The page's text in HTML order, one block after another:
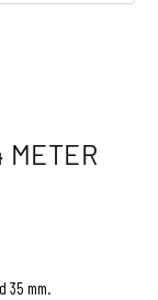
METER
35 mm.